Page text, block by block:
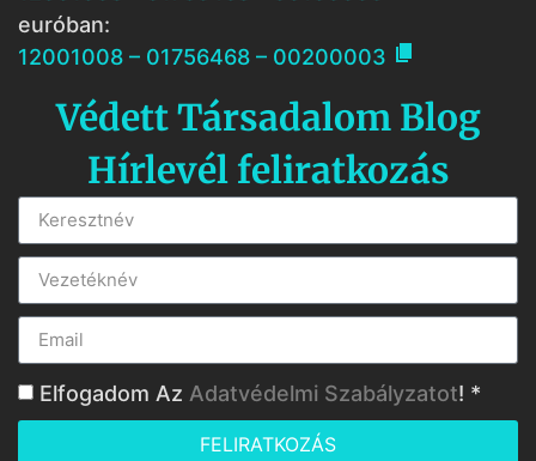
euróban:
12001008 – 01756468 – 00200003 
Védett Társadalom Blog
Hírlevél feliratkozás
Elfogadom Az Adatvédelmi Szabályzatot! *
FELIRATKOZÁS